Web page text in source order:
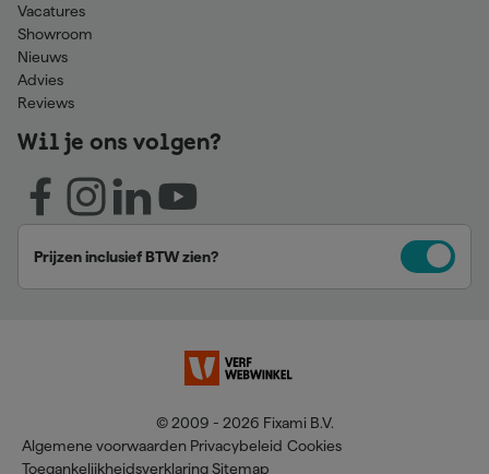
Vacatures
Showroom
Nieuws
Advies
Reviews
Wil je ons volgen?
Prijzen inclusief BTW zien?
© 2009 - 2026 Fixami B.V.
Algemene voorwaarden Privacybeleid Cookies
Toegankelijkheidsverklaring Sitemap